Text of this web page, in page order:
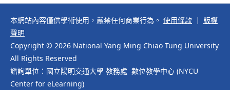
本網站內容僅供學術使用，嚴禁任何商業行為。 使用條款
版權
聲明
Copyright © 2026 National Yang Ming Chiao Tung University
All Rights Reserved
諮詢單位：國立陽明交通大學 教務處 數位教學中心 (NYCU
Center for eLearning)